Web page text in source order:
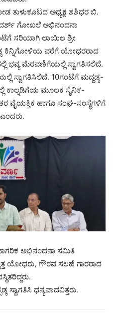
ತುಳುಕೂಟದ ಅಧ್ಯಕ್ಷ ಶಶಿಧರ ಬಿ.
ಗೋಖಲೆ ಅಭಿನಂದನಾ
ಸರಿಯಾಗಿ ಲಾಯಿಲ ಶ್ರೀ
ಕಿನ್ನಿಗೋಳಿಯ ವರೆಗೆ ಯೋಧರರಾದ
ಭವ್ಯ ಮೆರವಣಿಗೆಯಲ್ಲಿ ಸ್ವಾಗತಿಸಲಿದೆ.
ಸ್ವಾಗತಿಸಿಲಿದೆ. 10ಗಂಟೆಗೆ ಮದ್ದಡ್ಕ-
ಮೂಲಕ ಸೈನಿಕ-
ವೈಯಕ್ತಿಕ ಹಾಗೂ ಸಂಘ-ಸಂಸ್ಥೆಗಳಿಗೆ
ಅಭಿನಂದನಾ ಸಮಿತಿ
ಯೋಧರು, ಗೌರವ ಸಲಹೆ ಗಾರರಾದ
ಸ್ವಾಗತಿಸಿ ಧನ್ಯವಾದವಿತ್ತರು.